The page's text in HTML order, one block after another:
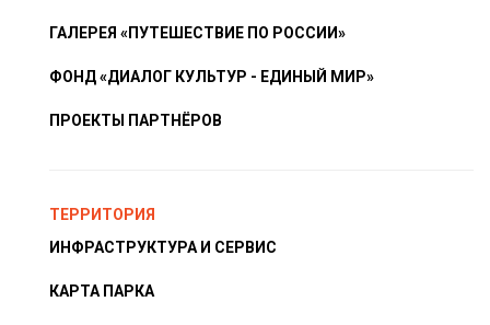
ГАЛЕРЕЯ «ПУТЕШЕСТВИЕ ПО РОССИИ»
ФОНД «ДИАЛОГ КУЛЬТУР - ЕДИНЫЙ МИР»
ПРОЕКТЫ ПАРТНЁРОВ
ТЕРРИТОРИЯ
ИНФРАСТРУКТУРА И СЕРВИС
КАРТА ПАРКА